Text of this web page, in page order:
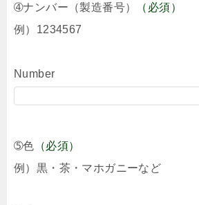
➃ナンバー（製造番号）
（必須）
例）1234567
Number
➄色 （必須）
例）黒・茶・マホガニーなど